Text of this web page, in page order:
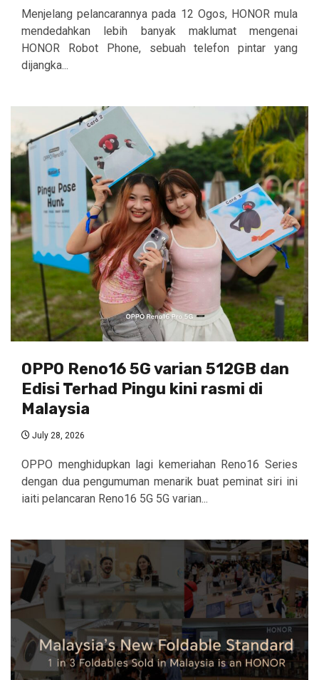
Menjelang pelancarannya pada 12 Ogos, HONOR mula
mendedahkan lebih banyak maklumat mengenai
HONOR Robot Phone, sebuah telefon pintar yang
dijangka...
OPPO Reno16 5G varian 512GB dan
Edisi Terhad Pingu kini rasmi di
Malaysia
July 28, 2026
OPPO menghidupkan lagi kemeriahan Reno16 Series
dengan dua pengumuman menarik buat peminat siri ini
iaiti pelancaran Reno16 5G 5G varian...